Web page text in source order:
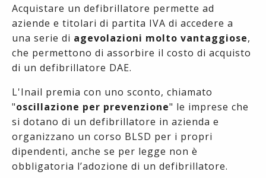
Acquistare un defibrillatore permette ad
aziende e titolari di partita IVA di accedere a
una serie di agevolazioni molto vantaggiose,
che permettono di assorbire il costo di acquisto
di un defibrillatore DAE.
L'Inail premia con uno sconto, chiamato
"oscillazione per prevenzione" le imprese che
si dotano di un defibrillatore in azienda e
organizzano un corso BLSD per i propri
dipendenti, anche se per legge non è
obbligatoria l’adozione di un defibrillatore.